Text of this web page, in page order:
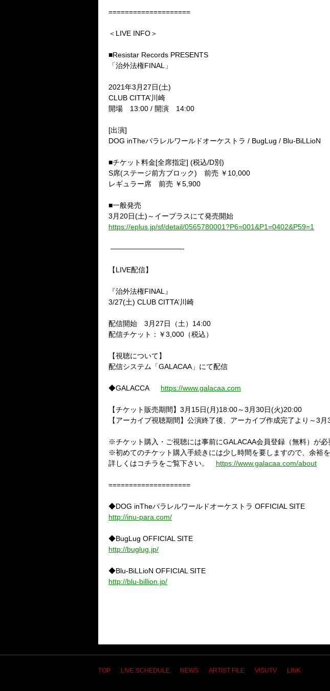
====================
＜LIVE INFO＞
■Resistar Records PRESENTS
「治外法権FINAL 」
2021年3 月 27日(土)
CLUB CITTA’川崎
開場 13:00 / 開演 14:00
[出演]
DOG inTheパラレルワールドオーケストラ / BugLug / Blu-BiLLioN
■チケット料金[全席指定] (税込/D別)
S席(ステージ前方ブロック) 前売 ￥ 10,000
レギュラー席 前売 ￥5,900
■一般発売
3 月 20日(土) ～イープラスにて発売開始
https://eplus.jp/sf/detail/0565780001?P6=001&P1=0402&P59=1
——————————-
【LIVE配信】
『治外法権FINAL 』
3/27(土) CLUB CITTA’川崎
配信開始 3 月 27日（土） 14:00
配信チケット：￥3,000 （税込）
【視聴について】
配信システム「GALACAA 」にて配信
◆GALACCA https://www.galacaa.com
【チケット販売期間】 3 月 15日(月)18:00～3 月30日(火)20:00
【アーカイブ視聴期間】公演終了後、アーカイブ作成完了より～3 月
※チケット購入・ご視聴には事前にGALACAA会員登録（無料）が必
※初めてのチケット購入手続きには少し時間を要しますので、余裕
詳しくはコチラをご覧下さい。 https://www.galacaa.com/about
====================
◆DOG inTheパラレルワールドオーケストラ OFFICIAL SITE
http://inu-para.com/
◆BugLug OFFICIAL SITE
http://buglug.jp/
◆Blu-BiLLioN OFFICIAL SITE
http://blu-billion.jp/
TOP LIVE SCHEDULE NEWS ARTIST FILE VISUTV LINK